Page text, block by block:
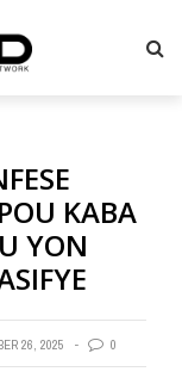
KABA
YON
26, 2025 0